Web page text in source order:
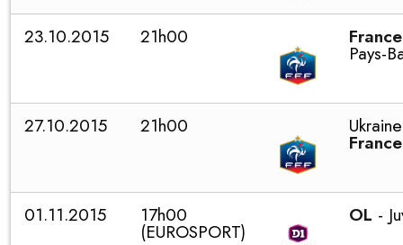
23.10.2015 21h00 France
Pays-
27.10.2015 21h00
France
01.11.2015 17h00
(EUROSPORT)
OL -